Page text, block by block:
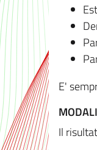
E'
Il